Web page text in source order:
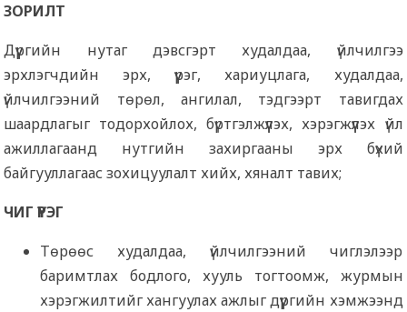
ЗОРИЛТ
Дүүргийн нутаг дэвсгэрт худалдаа, үйлчилгээ
эрхлэгчдийн эрх, үүрэг, хариуцлага, худалдаа,
үйлчилгээний төрөл, ангилал, тэдгээрт тавигдах
шаардлагыг тодорхойлох, бүртгэлжүүлэх, хэрэгжүүлэх үйл
ажиллагаанд нутгийн захиргааны эрх бүхий
байгууллагаас зохицуулалт хийх, хяналт тавих;
ЧИГ ҮҮРЭГ
Төрөөс худалдаа, үйлчилгээний чиглэлээр
баримтлах бодлого, хууль тогтоомж, журмын
хэрэгжилтийг хангуулах ажлыг дүүргийн хэмжээнд